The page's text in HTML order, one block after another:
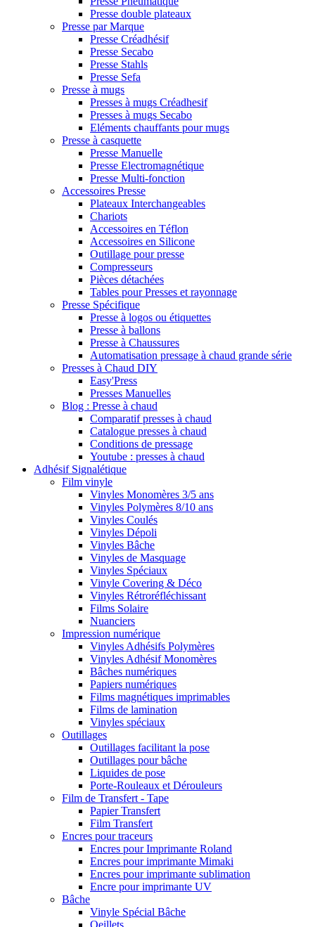
Presse double plateaux
Presse par Marque
Presse Créadhésif
Presse Secabo
Presse Stahls
Presse Sefa
Presse à mugs
Presses à mugs Créadhesif
Presses à mugs Secabo
Eléments chauffants pour mugs
Presse à casquette
Presse Manuelle
Presse Electromagnétique
Presse Multi-fonction
Accessoires Presse
Plateaux Interchangeables
Chariots
Accessoires en Téflon
Accessoires en Silicone
Outillage pour presse
Compresseurs
Pièces détachées
Tables pour Presses et rayonnage
Presse Spécifique
Presse à logos ou étiquettes
Presse à ballons
Presse à Chaussures
Automatisation pressage à chaud grande série
Presses à Chaud DIY
Easy'Press
Presses Manuelles
Blog : Presse à chaud
Comparatif presses à chaud
Catalogue presses à chaud
Conditions de pressage
Youtube : presses à chaud
Adhésif Signalétique
Film vinyle
Vinyles Monomères 3/5 ans
Vinyles Polymères 8/10 ans
Vinyles Coulés
Vinyles Dépoli
Vinyles Bâche
Vinyles de Masquage
Vinyles Spéciaux
Vinyle Covering & Déco
Vinyles Rétroréfléchissant
Films Solaire
Nuanciers
Impression numérique
Vinyles Adhésifs Polymères
Vinyles Adhésif Monomères
Bâches numériques
Papiers numériques
Films magnétiques imprimables
Films de lamination
Vinyles spéciaux
Outillages
Outillages facilitant la pose
Outillages pour bâche
Liquides de pose
Porte-Rouleaux et Dérouleurs
Film de Transfert - Tape
Papier Transfert
Film Transfert
Encres pour traceurs
Encres pour Imprimante Roland
Encres pour imprimante Mimaki
Encres pour imprimante sublimation
Encre pour imprimante UV
Bâche
Vinyle Spécial Bâche